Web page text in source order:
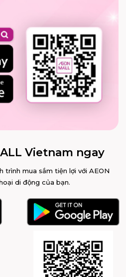
Vietnam ngay
trình mua sắm tiện lợi với AEON
di động của bạn.